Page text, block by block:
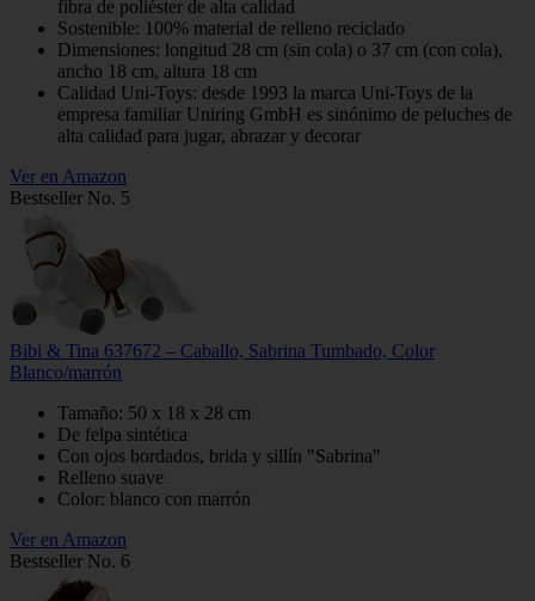
fibra de poliéster de alta calidad
Sostenible: 100% material de relleno reciclado
Dimensiones: longitud 28 cm (sin cola) o 37 cm (con cola),
ancho 18 cm, altura 18 cm
Calidad Uni-Toys: desde 1993 la marca Uni-Toys de la
empresa familiar Uniring GmbH es sinónimo de peluches de
alta calidad para jugar, abrazar y decorar
Ver en Amazon
Bestseller No. 5
Bibi & Tina 637672 – Caballo, Sabrina Tumbado, Color
Blanco/marrón
Tamaño: 50 x 18 x 28 cm
De felpa sintética
Con ojos bordados, brida y sillín "Sabrina"
Relleno suave
Color: blanco con marrón
Ver en Amazon
Bestseller No. 6